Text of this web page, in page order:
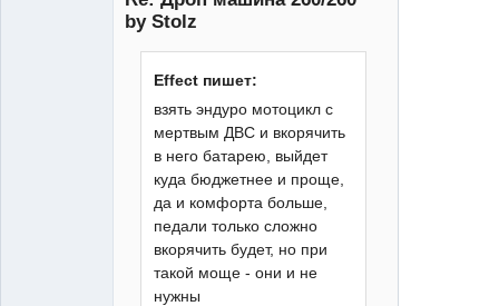
by Stolz
Effect пишет:
взять эндуро мотоцикл с
мертвым ДВС и вкорячить
в него батарею, выйдет
куда бюджетнее и проще,
да и комфорта больше,
педали только сложно
вкорячить будет, но при
такой моще - они и не
нужны